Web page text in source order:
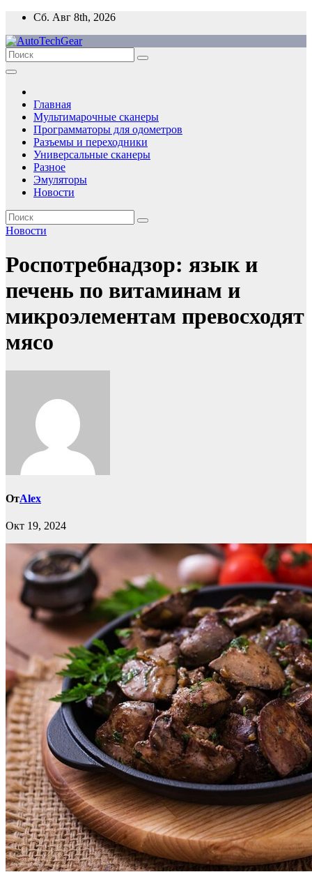
Перейти
содержимому
Сб. Авг 8th, 2026
Главная
Мультимарочные сканеры
Программаторы для одометров
Разъемы и переходники
Универсальные сканеры
Разное
Эмуляторы
Новости
Новости
Роспотребнадзор: язык и
печень по витаминам и
микроэлементам превосходят
мясо
ОтAlex
Окт 19, 2024